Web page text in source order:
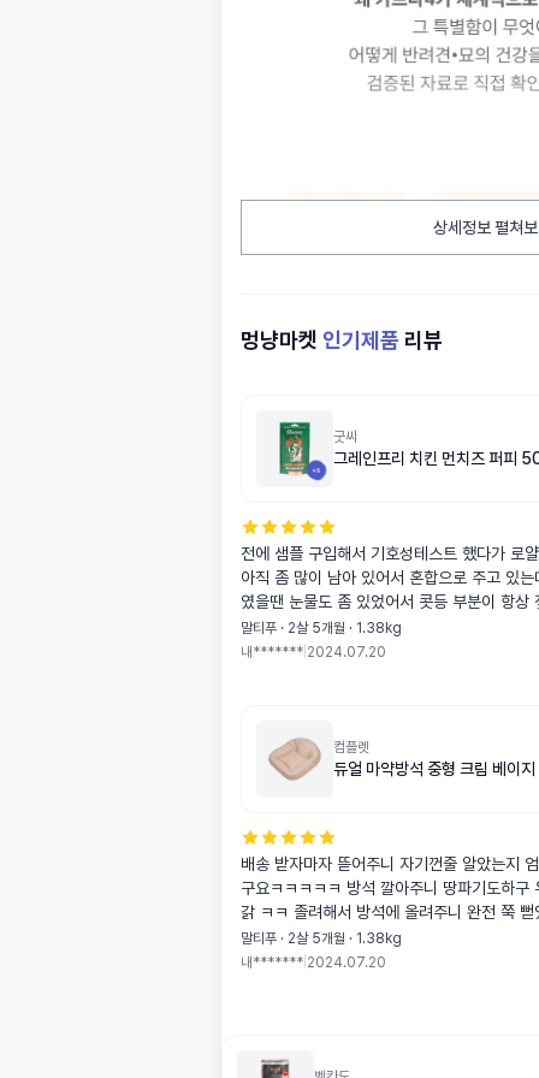
상세정보 펼쳐
멍냥마켓 인기제품 리뷰
굿씨
그레인프리 치킨 먼치즈 퍼피
전에 샘플 구입해서 기호성테스트 했다가 로얄퍼피 먹였던게
아직 좀 많이 남아 있어서 혼합으로 주고 있
였을땐 눈물도 좀 있었어서 콧등 부분이 항상
요.. 근데 굿씨를 알게되고나서 혼합해서 먹
물은 덜한것 같더라구요❣❣ 더군다나 로얄퍼
구 응가모양이 이쁘더라구요ㅎㅎ 더군다나
겁 급하게 먹는날도 많았어서 사료토를 많이
요❣❣
말티푸 · 2살 5개월 · 1.38kg
내******* 2024.07.20
컴플렛
듀얼 마약방석 중형 크림 베이지
배송 받자마자 뜯어주니 자기껀줄 알았는지
구요ㅋㅋㅋㅋㅋ 방석 깔아주니 땅파기도하구
갉 ㅋㅋ 졸려해서 방석에 올려주니 완전 쭉
말티푸 · 2살 5개월 · 1.38kg
내******* 2024.07.20